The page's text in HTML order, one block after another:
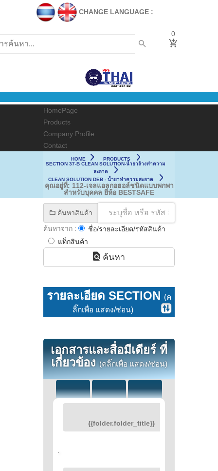
CHANGE LANGUAGE :
0
HomePage
Products
Company Profile
Contact
HOME
PRODUCTS
SECTION 37-B CLEAN SOLUTION-น้ำยาล้างทำความ
สะอาด
CLEAN SOLUTION DEB - น้ำยาทำความสะอาด
คุณอยู่ที่: 112-เจลแอลกอฮอล์ชนิดแบบพกพา
สำหรับบุคคล ยี่ห้อ BESTSAFE
ค้นหาสินค้า
ค้นหาจาก :
ชื่อ/รายละเอียด/รหัสสินค้า
แท็กสินค้า
ค้นหา
รายละเอียด SECTION (ค
ลิ๊กเพื่อ แสดง/ซ่อน)
เอกสารและสื่อมีเดียร์ ที่
เกี่ยวข้อง(คลิ๊กเพื่อ แสดง/ซ่อน)
{{folder.folder_title}}